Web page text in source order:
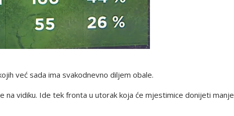
već sada ima svakodnevno diljem obale.
na vidiku. Ide tek fronta u utorak koja će mjestimice donijeti manje